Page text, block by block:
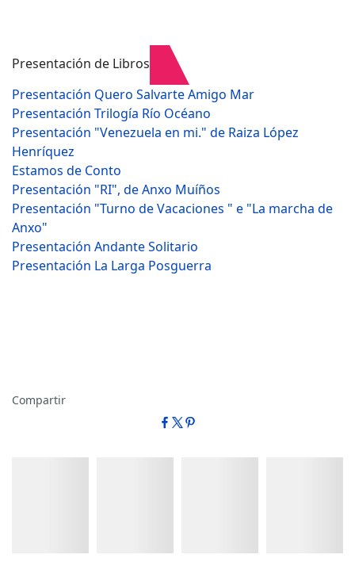
Presentación de Libros
Presentación Quero Salvarte Amigo Mar
Presentación Trilogía Río Océano
Presentación "Venezuela en mi." de Raiza López
Henríquez
Estamos de Conto
Presentación "RI", de Anxo Muíños
Presentación "Turno de Vacaciones " e "La marcha de
Anxo"
Presentación Andante Solitario
Presentación La Larga Posguerra
Compartir